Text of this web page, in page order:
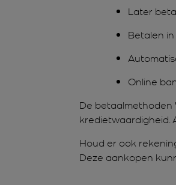
Later
Betalen
Online
De betaalmethoden
kredietwaardigheid.
Houd er ook
Deze aankopen